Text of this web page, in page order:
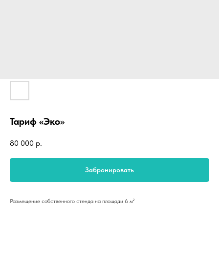
Тариф «Эко»
80 000 р.
Забронировать
Размещение собственного стенда на площади 6 м²